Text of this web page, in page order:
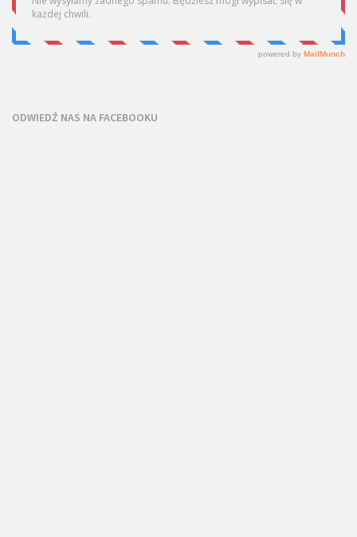
ODWIEDŹ NAS NA FACEBOOKU